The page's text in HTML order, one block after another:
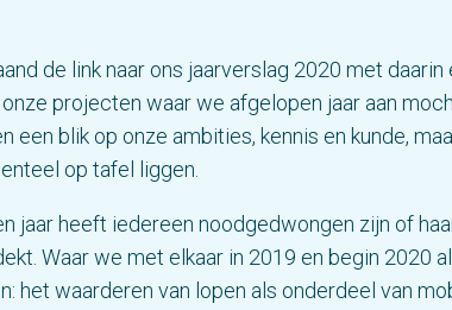
de link naar ons jaarverslag 2020 met
projecten waar we afgelopen jaar aan
een blik op onze ambities, kennis en kunde,
op tafel liggen.
jaar heeft iedereen noodgedwongen zijn of
Waar we met elkaar in 2019 en begin 2020
het waarderen van lopen als onderdeel van